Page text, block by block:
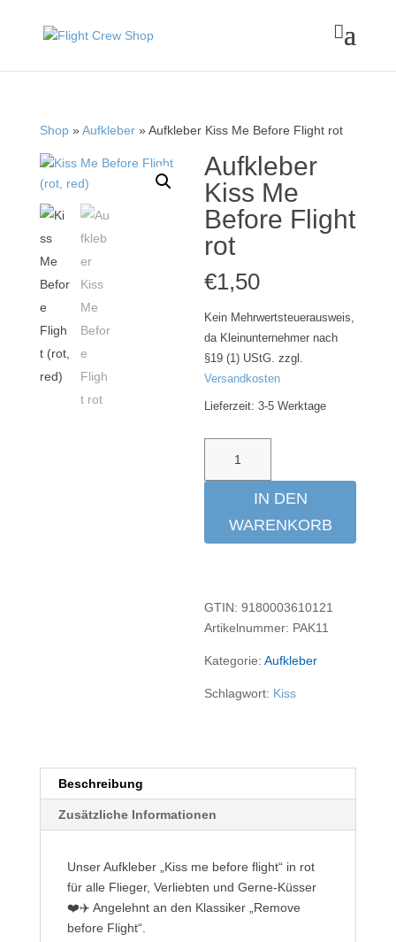

Shop»Aufkleber» Aufkleber Kiss Me Before Flight rot
Aufkleber
Kiss Me
Before Flight
rot
€1,50
Kein Mehrwertsteuerausweis,
da Kleinunternehmer nach
§19 (1) UStG. zzgl.
Versandkosten
Lieferzeit:3-5 Werktage
Me
Flight
IN DEN
WARENKORB
GTIN: 9180003610121
Artikelnummer: PAK11
Kategorie:Aufkleber
Schlagwort: Kiss
Beschreibung
Zusätzliche Informationen
Unser Aufkleber „Kiss me before flight“ in rot
für alle Flieger, Verliebten und Gerne-Küsser
❤️✈️ Angelehnt an den Klassiker „Remove
before Flight“.